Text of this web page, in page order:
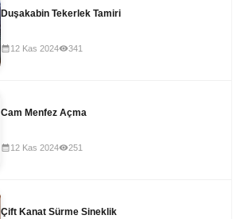
Duşakabin Tekerlek Tamiri
12 Kas 2024 341
Cam Menfez Açma
12 Kas 2024 251
Çift Kanat Sürme Sineklik